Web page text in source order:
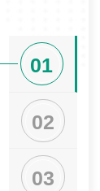
01
02
03